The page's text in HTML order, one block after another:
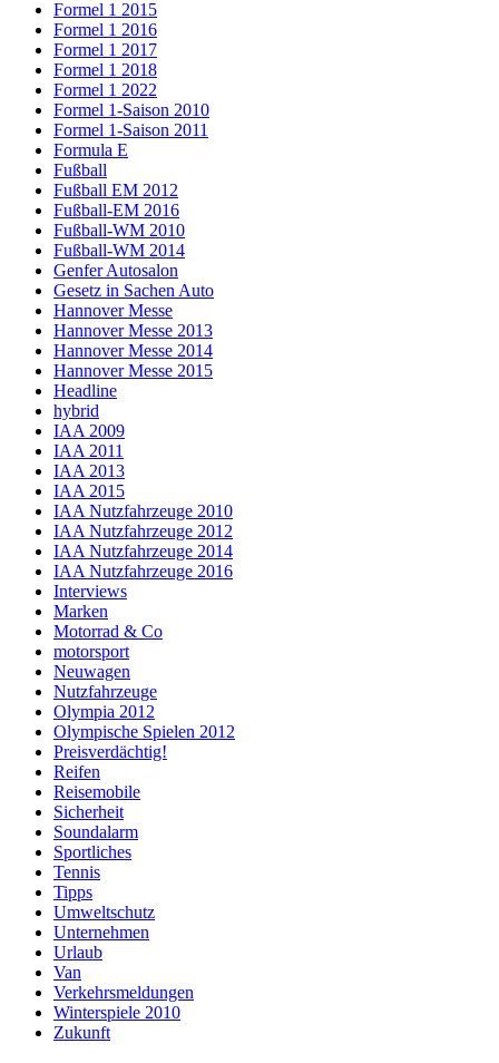
Formel 1 2015
Formel 1 2016
Formel 1 2017
Formel 1 2018
Formel 1 2022
Formel 1-Saison 2010
Formel 1-Saison 2011
Formula E
Fußball
Fußball EM 2012
Fußball-EM 2016
Fußball-WM 2010
Fußball-WM 2014
Genfer Autosalon
Gesetz in Sachen Auto
Hannover Messe
Hannover Messe 2013
Hannover Messe 2014
Hannover Messe 2015
Headline
hybrid
IAA 2009
IAA 2011
IAA 2013
IAA 2015
IAA Nutzfahrzeuge 2010
IAA Nutzfahrzeuge 2012
IAA Nutzfahrzeuge 2014
IAA Nutzfahrzeuge 2016
Interviews
Marken
Motorrad & Co
motorsport
Neuwagen
Nutzfahrzeuge
Olympia 2012
Olympische Spielen 2012
Preisverdächtig!
Reifen
Reisemobile
Sicherheit
Soundalarm
Sportliches
Tennis
Tipps
Umweltschutz
Unternehmen
Urlaub
Van
Verkehrsmeldungen
Winterspiele 2010
Zukunft